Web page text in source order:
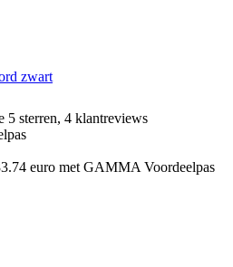
zwart
5 sterren, 4 klantreviews
euro met GAMMA Voordeelpas